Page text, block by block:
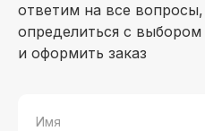
ответим на все
определиться с выбором
и оформить заказ